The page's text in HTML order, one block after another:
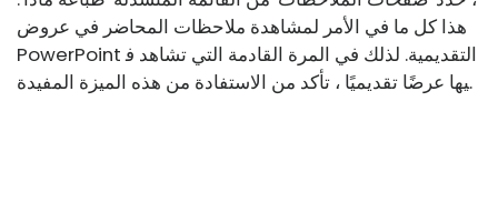
هذا كل ما في الأمر لمشاهدة ملاحظات المحاضر في عروض
PowerPoint التقديمية. لذلك في المرة القادمة التي تشاهد ف
يها عرضًا تقديميًا ، تأكد من الاستفادة من هذه الميزة المفيدة.